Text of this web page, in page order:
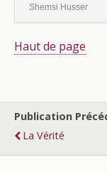
Shemsi Husser
Haut de page
Publication
La Vérité